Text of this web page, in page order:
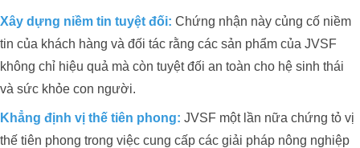
Xây dựng niềm tin tuyệt đối: Chứng nhận này củng cố niềm
tin của khách hàng và đối tác rằng các sản phẩm của JVSF
không chỉ hiệu quả mà còn tuyệt đối an toàn cho hệ sinh thái
và sức khỏe con người.
Khẳng định vị thế tiên phong: JVSF một lần nữa chứng tỏ vị
thế tiên phong trong việc cung cấp các giải pháp nông nghiệp
Dự án xử lý môi trường trang trại heo
Anh Hải_Tây Ninh